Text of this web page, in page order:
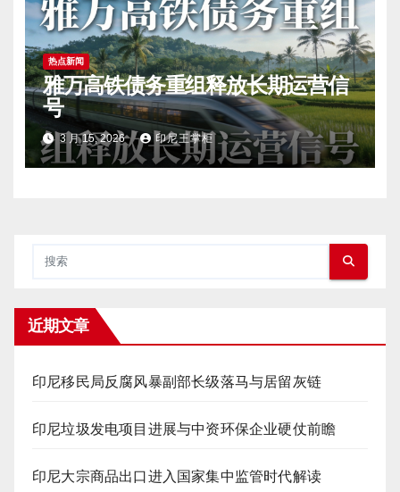
热点新闻
雅万高铁债务重组释放长期运营信
号
3 月 15, 2026 印尼王掌柜
近期文章
印尼移民局反腐风暴副部长级落马与居留灰链
印尼垃圾发电项目进展与中资环保企业硬仗前瞻
印尼大宗商品出口进入国家集中监管时代解读